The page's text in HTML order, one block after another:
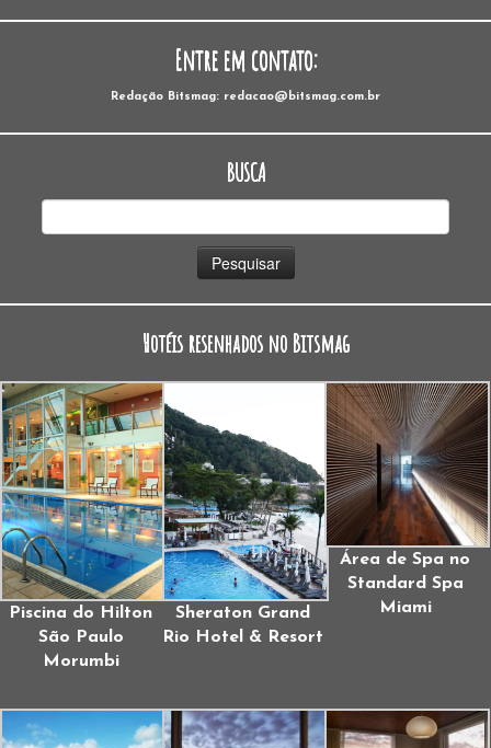
Entre em contato:
Redação Bitsmag: redacao@bitsmag.com.br
BUSCA
Hotéis resenhados no Bitsmag
Piscina do Hilton
São Paulo
Morumbi
Sheraton Grand
Rio Hotel & Resort
Área de Spa no
Standard Spa
Miami